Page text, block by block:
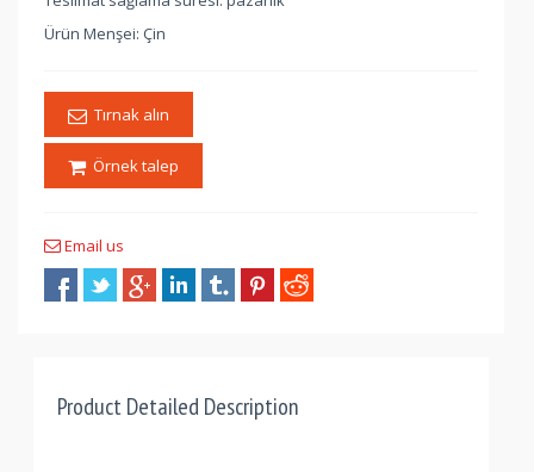
Ürün Menşei: Çin
Tırnak alın
Örnek talep
Email us
Product Detailed Description